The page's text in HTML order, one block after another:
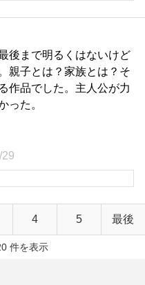
後まで明るくはないけど
親子とは？家族とは？そ
作品でした。主人公が力
った。
4 5 最後
件を表示